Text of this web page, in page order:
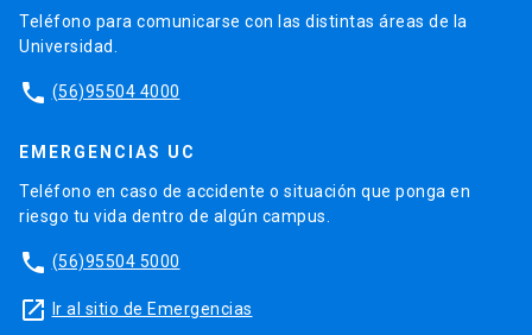
Teléfono para comunicarse con las distintas áreas de la
Universidad.
phone (56)95504 4000
EMERGENCIAS UC
Teléfono en caso de accidente o situación que ponga en
riesgo tu vida dentro de algún campus.
phone (56)95504 5000
launch Ir al sitio de Emergencias